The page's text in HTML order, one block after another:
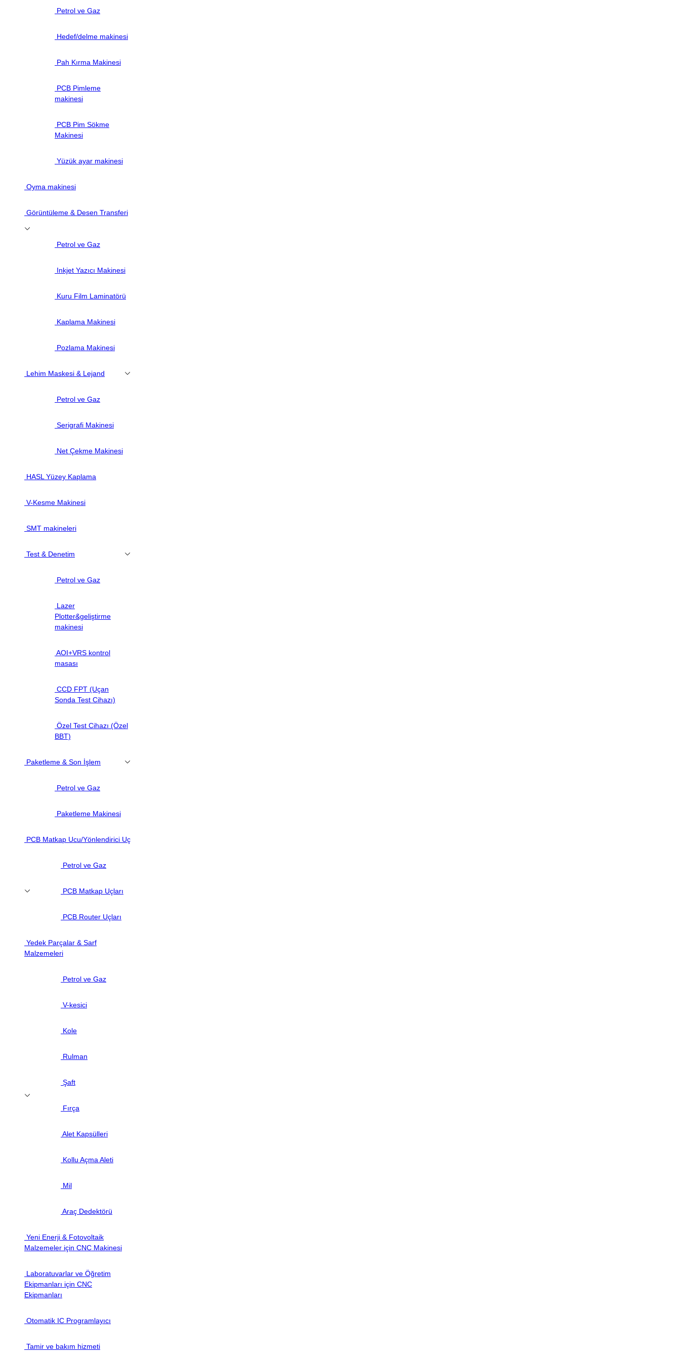
Petrol ve Gaz
Hedef/delme makinesi
Pah Kırma Makinesi
PCB Pimleme
makinesi
PCB Pim Sökme
Makinesi
Yüzük ayar makinesi
Oyma makinesi
Görüntüleme & Desen Transferi
Petrol ve Gaz
Inkjet Yazıcı Makinesi
Kuru Film Laminatörü
Kaplama Makinesi
Pozlama Makinesi
Lehim Maskesi & Lejand
Petrol ve Gaz
Serigrafi Makinesi
Net Çekme Makinesi
HASL Yüzey Kaplama
V-Kesme Makinesi
SMT makineleri
Test & Denetim
Petrol ve Gaz
Lazer
Plotter&geliştirme
makinesi
AOI+VRS kontrol
masası
CCD FPT (Uçan
Sonda Test Cihazı)
Özel Test Cihazı (Özel
BBT)
Paketleme & Son İşlem
Petrol ve Gaz
Paketleme Makinesi
PCB Matkap Ucu/Yönlendirici Uç
Petrol ve Gaz
PCB Matkap Uçları
PCB Router Uçları
Yedek Parçalar & Sarf
Malzemeleri
Petrol ve Gaz
V-kesici
Kole
Rulman
Şaft
Fırça
Alet Kapsülleri
Kollu Açma Aleti
Mil
Araç Dedektörü
Yeni Enerji & Fotovoltaik
Malzemeler için CNC Makinesi
Laboratuvarlar ve Öğretim
Ekipmanları için CNC
Ekipmanları
Otomatik IC Programlayıcı
Tamir ve bakım hizmeti